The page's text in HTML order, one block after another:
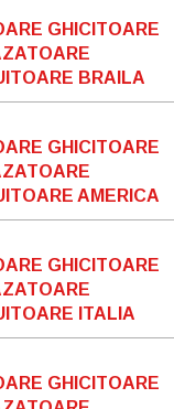
GHICITOARE
BRAILA
GHICITOARE
AMERICA
GHICITOARE
ITALIA
GHICITOARE